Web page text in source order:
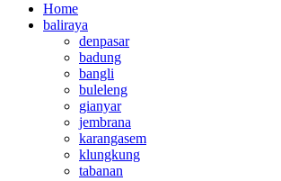
Home
baliraya
denpasar
badung
bangli
buleleng
gianyar
jembrana
karangasem
klungkung
tabanan